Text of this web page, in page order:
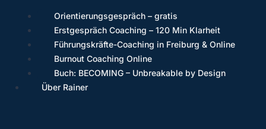
Orientierungsgespräch – gratis
Erstgespräch Coaching – 120 Min Klarheit
Führungskräfte-Coaching in Freiburg & Online
Burnout Coaching Online
Buch: BECOMING – Unbreakable by Design
Über Rainer